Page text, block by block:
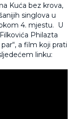
Kuća bez krova,
singlova u
4. mjestu. U
Philazta
a film koji prati
linku: